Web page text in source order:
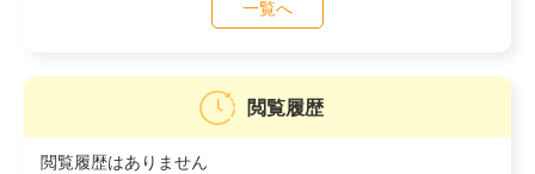
一覧へ
閲覧履歴
閲覧履歴はありません